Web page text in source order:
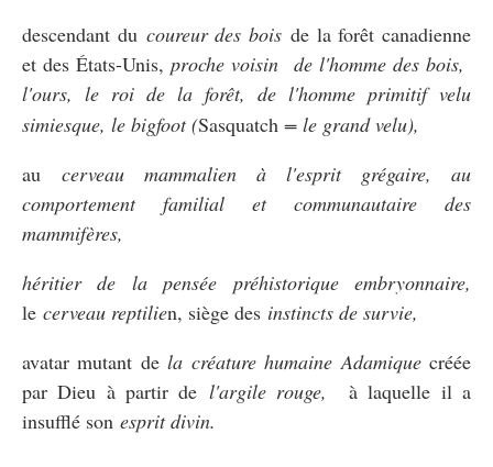
descendant du coureur des bois de la forêt canadienne
et des États-Unis, prochevoisin de l'homme des bois,
l'ours, le roi de la forêt, de l'homme primitif velu
simiesque, le bigfoot (Sasquatch = le grand velu),
au cerveau mammalien à l'esprit grégaire, au
comportement familial et communautaire des
mammifères,
héritier de la pensée préhistorique embryonnaire,
le cerveau reptilien, siège des instincts de survie,
avatar mutant dela créature humaine Adamiquecréée
par Dieu à partir de l'argile rouge, à laquelle il a
insufflé son esprit divin.